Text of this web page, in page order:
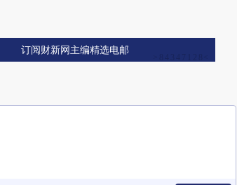
订阅财新网主编精选电邮